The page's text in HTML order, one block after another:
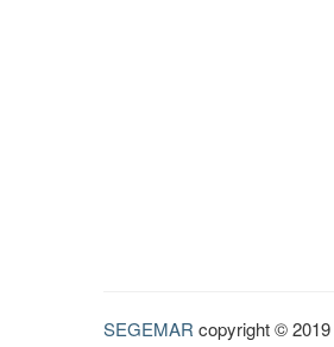
SEGEMAR copyright © 2019